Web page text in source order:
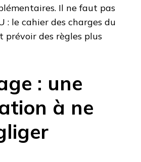
Il ne faut pas
: le cahier des charges du
prévoir des règles plus
: une
à ne